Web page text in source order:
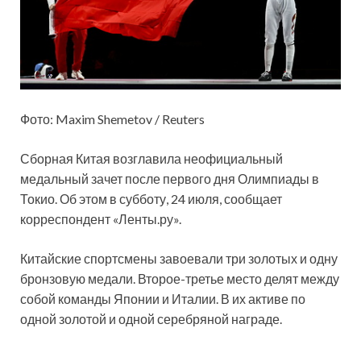
Фото: Maxim Shemetov / Reuters
Сборная Китая возглавила неофициальный
медальный зачет после первого дня Олимпиады в
Токио. Об этом в субботу, 24 июля, сообщает
корреспондент «Ленты.ру».
Китайские спортсмены завоевали три золотых и одну
бронзовую медали. Второе-третье место делят между
собой команды Японии и Италии. В их активе по
одной золотой и одной серебряной награде.